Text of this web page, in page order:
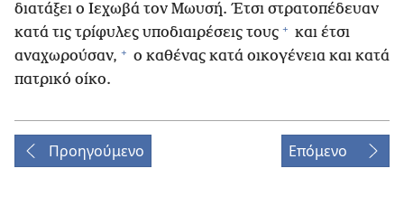
διατάξει ο Ιεχωβά τον Μωυσή. Έτσι στρατοπέδευαν
κατά τις τρίφυλες υποδιαιρέσεις τους + και έτσι
αναχωρούσαν, + ο καθένας κατά οικογένεια και κατά
πατρικό οίκο.
Προηγούμενο Επόμενο